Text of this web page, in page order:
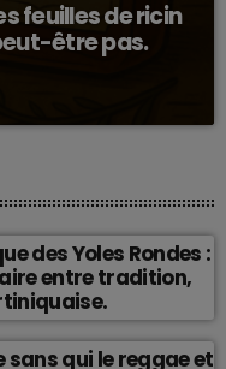
feuilles de ricin
être pas.
des Yoles Rondes :
entre tradition,
sans qui le reggae et